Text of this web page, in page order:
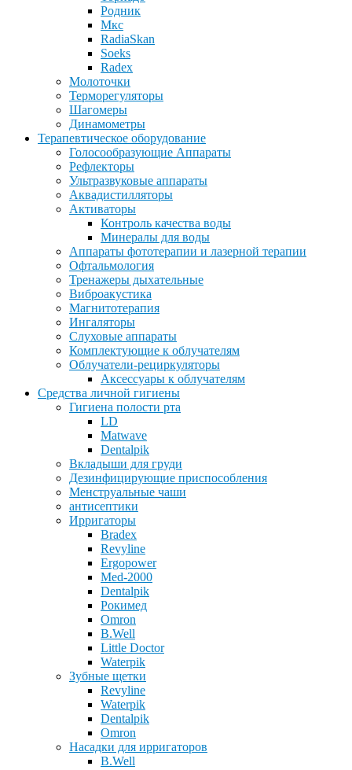
Родник
Мкс
RadiaSkan
Soeks
Radex
Молоточки
Терморегуляторы
Шагомеры
Динамометры
Терапевтическое оборудование
Голосообразующие Аппараты
Рефлекторы
Ультразвуковые аппараты
Аквадистилляторы
Активаторы
Контроль качества воды
Минералы для воды
Аппараты фототерапии и лазерной терапии
Офтальмология
Тренажеры дыхательные
Виброакустика
Магнитотерапия
Ингаляторы
Слуховые аппараты
Комплектующие к облучателям
Облучатели-рециркуляторы
Аксессуары к облучателям
Средства личной гигиены
Гигиена полости рта
LD
Matwave
Dentalpik
Вкладыши для груди
Дезинфицирующие приспособления
Менструальные чаши
антисептики
Ирригаторы
Bradex
Revyline
Ergopower
Med-2000
Dentalpik
Рокимед
Omron
B.Well
Little Doctor
Waterpik
Зубные щетки
Revyline
Waterpik
Dentalpik
Omron
Насадки для ирригаторов
B.Well